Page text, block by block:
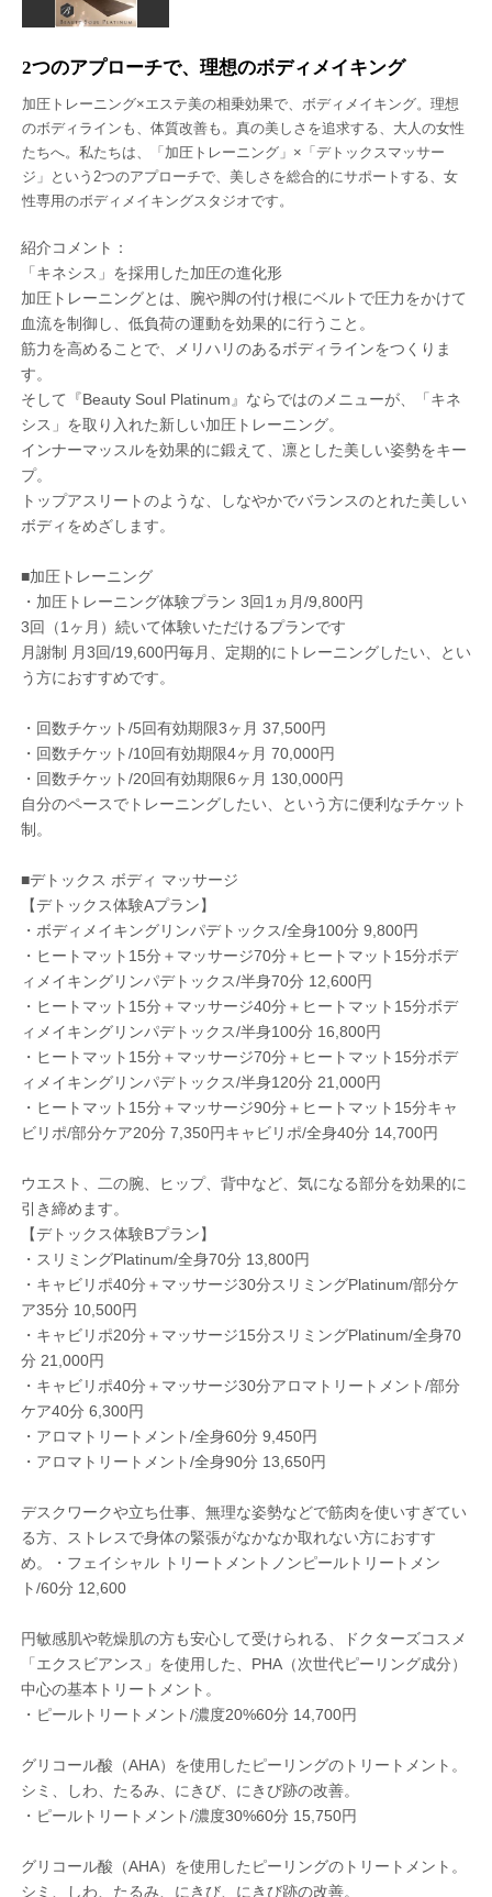
2つのアプローチで、理想のボディメイキング
加圧トレーニング×エステ美の相乗効果で、ボディメイキング。理想
のボディラインも、体質改善も。真の美しさを追求する、大人の女性
たちへ。私たちは、「加圧トレーニング」×「デトックスマッサー
ジ」という2つのアプローチで、美しさを総合的にサポートする、女
性専用のボディメイキングスタジオです。
紹介コメント：
「キネシス」を採用した加圧の進化形
加圧トレーニングとは、腕や脚の付け根にベルトで圧力をかけて
血流を制御し、低負荷の運動を効果的に行うこと。
筋力を高めることで、メリハリのあるボディラインをつくりま
す。
そして『Beauty Soul Platinum』ならではのメニューが、「キネ
シス」を取り入れた新しい加圧トレーニング。
インナーマッスルを効果的に鍛えて、凛とした美しい姿勢をキー
プ。
トップアスリートのような、しなやかでバランスのとれた美しい
ボディをめざします。
■加圧トレーニング
・加圧トレーニング体験プラン 3回1ヵ月/9,800円
3回（1ヶ月）続いて体験いただけるプランです
月謝制 月3回/19,600円毎月、定期的にトレーニングしたい、とい
う方におすすめです。
・回数チケット/5回有効期限3ヶ月 37,500円
・回数チケット/10回有効期限4ヶ月 70,000円
・回数チケット/20回有効期限6ヶ月 130,000円
自分のペースでトレーニングしたい、という方に便利なチケット
制。
■デトックス ボディ マッサージ
【デトックス体験Aプラン】
・ボディメイキングリンパデトックス/全身100分 9,800円
・ヒートマット15分＋マッサージ70分＋ヒートマット15分ボデ
ィメイキングリンパデトックス/半身70分 12,600円
・ヒートマット15分＋マッサージ40分＋ヒートマット15分ボデ
ィメイキングリンパデトックス/半身100分 16,800円
・ヒートマット15分＋マッサージ70分＋ヒートマット15分ボデ
ィメイキングリンパデトックス/半身120分 21,000円
・ヒートマット15分＋マッサージ90分＋ヒートマット15分キャ
ビリポ/部分ケア20分 7,350円キャビリポ/全身40分 14,700円
ウエスト、二の腕、ヒップ、背中など、気になる部分を効果的に
引き締めます。
【デトックス体験Bプラン】
・スリミングPlatinum/全身70分 13,800円
・キャビリポ40分＋マッサージ30分スリミングPlatinum/部分ケ
ア35分 10,500円
・キャビリポ20分＋マッサージ15分スリミングPlatinum/全身70
分 21,000円
・キャビリポ40分＋マッサージ30分アロマトリートメント/部分
ケア40分 6,300円
・アロマトリートメント/全身60分 9,450円
・アロマトリートメント/全身90分 13,650円
デスクワークや立ち仕事、無理な姿勢などで筋肉を使いすぎてい
る方、ストレスで身体の緊張がなかなか取れない方におすす
め。・フェイシャル トリートメントノンピールトリートメン
ト/60分 12,600
円敏感肌や乾燥肌の方も安心して受けられる、ドクターズコスメ
「エクスビアンス」を使用した、PHA（次世代ピーリング成分）
中心の基本トリートメント。
・ピールトリートメント/濃度20%60分 14,700円
グリコール酸（AHA）を使用したピーリングのトリートメント。
シミ、しわ、たるみ、にきび、にきび跡の改善。
・ピールトリートメント/濃度30%60分 15,750円
グリコール酸（AHA）を使用したピーリングのトリートメント。
シミ、しわ、たるみ、にきび、にきび跡の改善。